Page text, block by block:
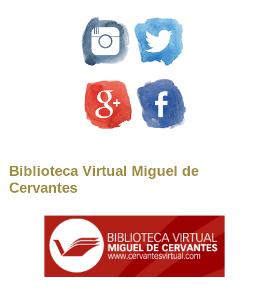
Biblioteca Virtual Miguel de
Cervantes